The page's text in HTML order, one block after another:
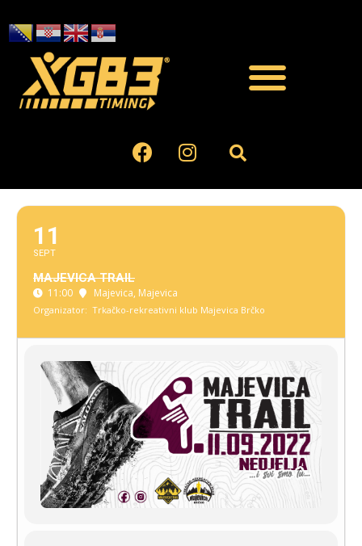
11
SEPT
MAJEVICA TRAIL
11:00 Majevica, Majevica
Organizator: Trkačko-rekreativni klub Majevica Brčko